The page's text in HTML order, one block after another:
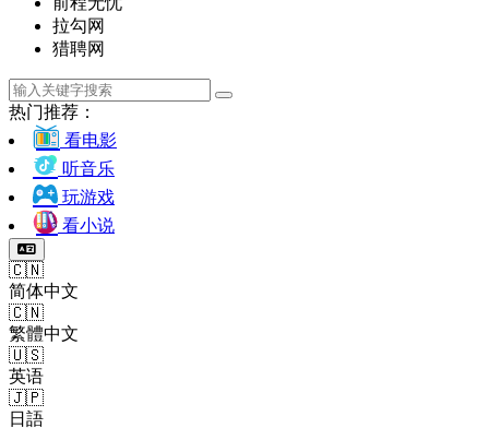
拉勾网
猎聘网
热门推荐：
看电影
听音乐
玩游戏
看小说
🇨🇳
简体中文
🇨🇳
繁體中文
🇺🇸
英语
🇯🇵
日語